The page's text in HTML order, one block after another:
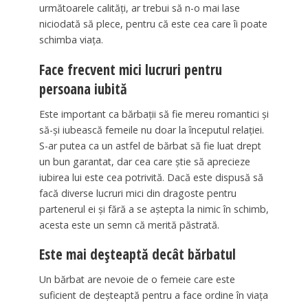
următoarele calități, ar trebui să n-o mai lase
niciodată să plece, pentru că este cea care îi poate
schimba viața.
Face frecvent mici lucruri pentru
persoana iubită
Este important ca bărbații să fie mereu romantici și
să-și iubească femeile nu doar la începutul relației.
S-ar putea ca un astfel de bărbat să fie luat drept
un bun garantat, dar cea care știe să aprecieze
iubirea lui este cea potrivită. Dacă este dispusă să
facă diverse lucruri mici din dragoste pentru
partenerul ei și fără a se aștepta la nimic în schimb,
acesta este un semn că merită păstrată.
Este mai deșteaptă decât bărbatul
Un bărbat are nevoie de o femeie care este
suficient de deșteaptă pentru a face ordine în viața